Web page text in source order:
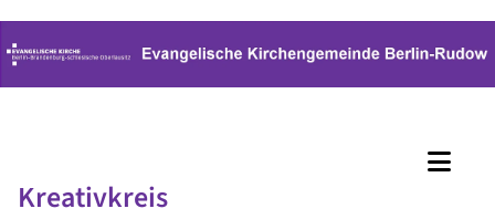
Kreativkreis